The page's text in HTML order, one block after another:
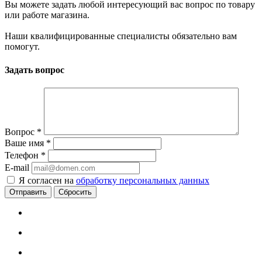
Вы можете задать любой интересующий вас вопрос по товару
или работе магазина.
Наши квалифицированные специалисты обязательно вам
помогут.
Задать вопрос
Вопрос *
Ваше имя *
Телефон *
E-mail
Я согласен на обработку персональных данных
Сбросить